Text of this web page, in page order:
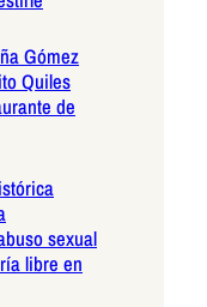
Gómez
Quiles
de
sexual
libre en